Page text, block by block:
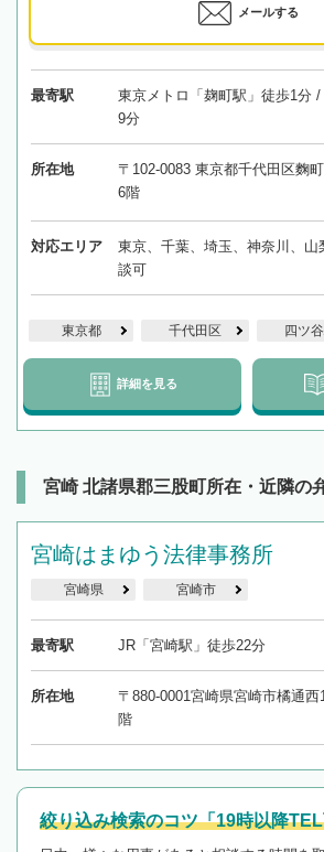
メールする
最寄駅
東京メトロ「麹町駅」徒歩1分
9分
所在地
〒102-0083 東京都千代田区麴
6階
対応エリア
東京、千葉、埼玉、神奈川、山
談可
東京都 千代田区 四ツ
詳細を見る
宮崎 北諸県郡三股町所在・近隣の
宮崎はまゆう法律事務所
宮崎県 宮崎市
最寄駅 JR「宮崎駅」徒歩22分
所在地
〒880-0001宮崎県宮崎市橘通
階
絞り込み検索のコツ「19時以降